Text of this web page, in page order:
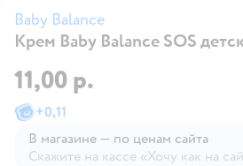
Baby Balance
Крем Baby Balance SOS
11,00 р.
+0,11
В магазине — по ценам сайта
Скажите на кассе «Хочу как на